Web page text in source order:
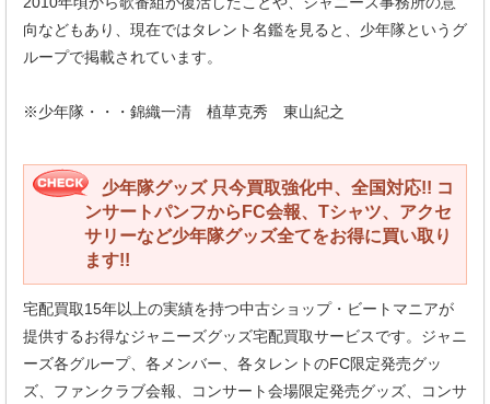
向などもあり、現在ではタレント名鑑を見ると、少年隊というグ
ループで掲載されています。
※少年隊・・・錦織一清 植草克秀 東山紀之
少年隊グッズ 只今買取強化中、全国対応!! コ
ンサートパンフからFC会報、Tシャツ、アクセ
サリーなど少年隊グッズ全てをお得に買い取り
ます!!
宅配買取15年以上の実績を持つ中古ショップ・ビートマニアが
提供するお得なジャニーズグッズ宅配買取サービスです。ジャニ
ーズ各グループ、各メンバー、各タレントのFC限定発売グッ
ズ、ファンクラブ会報、コンサート会場限定発売グッズ、コンサ